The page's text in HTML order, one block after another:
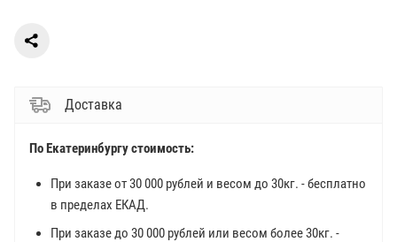
Доставка
По Екатеринбургу стоимость:
При заказе от 30 000 рублей и весом до 30кг. - бесплатно
в пределах ЕКАД.
При заказе до 30 000 рублей или весом более 30кг. -